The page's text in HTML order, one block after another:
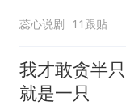
蕊心说剧 11跟贴
我才敢贪半
就是一只